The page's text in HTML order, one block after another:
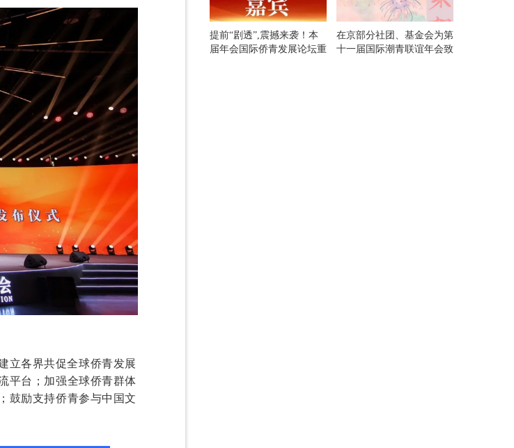
立各界共促全球侨青发展
平台； 加强全球侨青群体
鼓励支持侨青参与中国文
提前“剧透”,震撼来袭！本
届年会国际侨青发展论坛重
在京部分社团、基金会为第
十一届国际潮青联谊年会致